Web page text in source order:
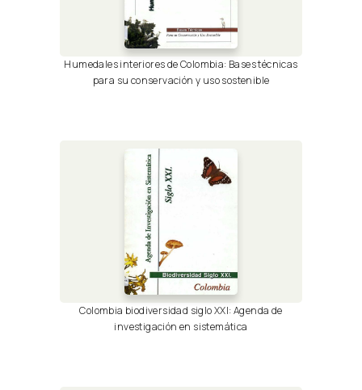
Humedales interiores de Colombia: Bases técnicas
para su conservación y uso sostenible
Colombia biodiversidad siglo XXI: Agenda de
investigación en sistemática